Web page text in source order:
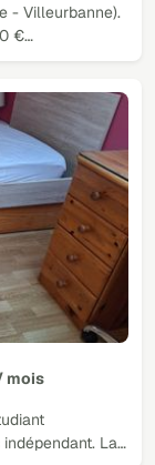
- Villeurbanne).
€…
mois
La…